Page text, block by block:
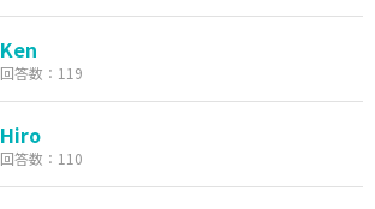
Ken
回答数：119
Hiro
回答数：110